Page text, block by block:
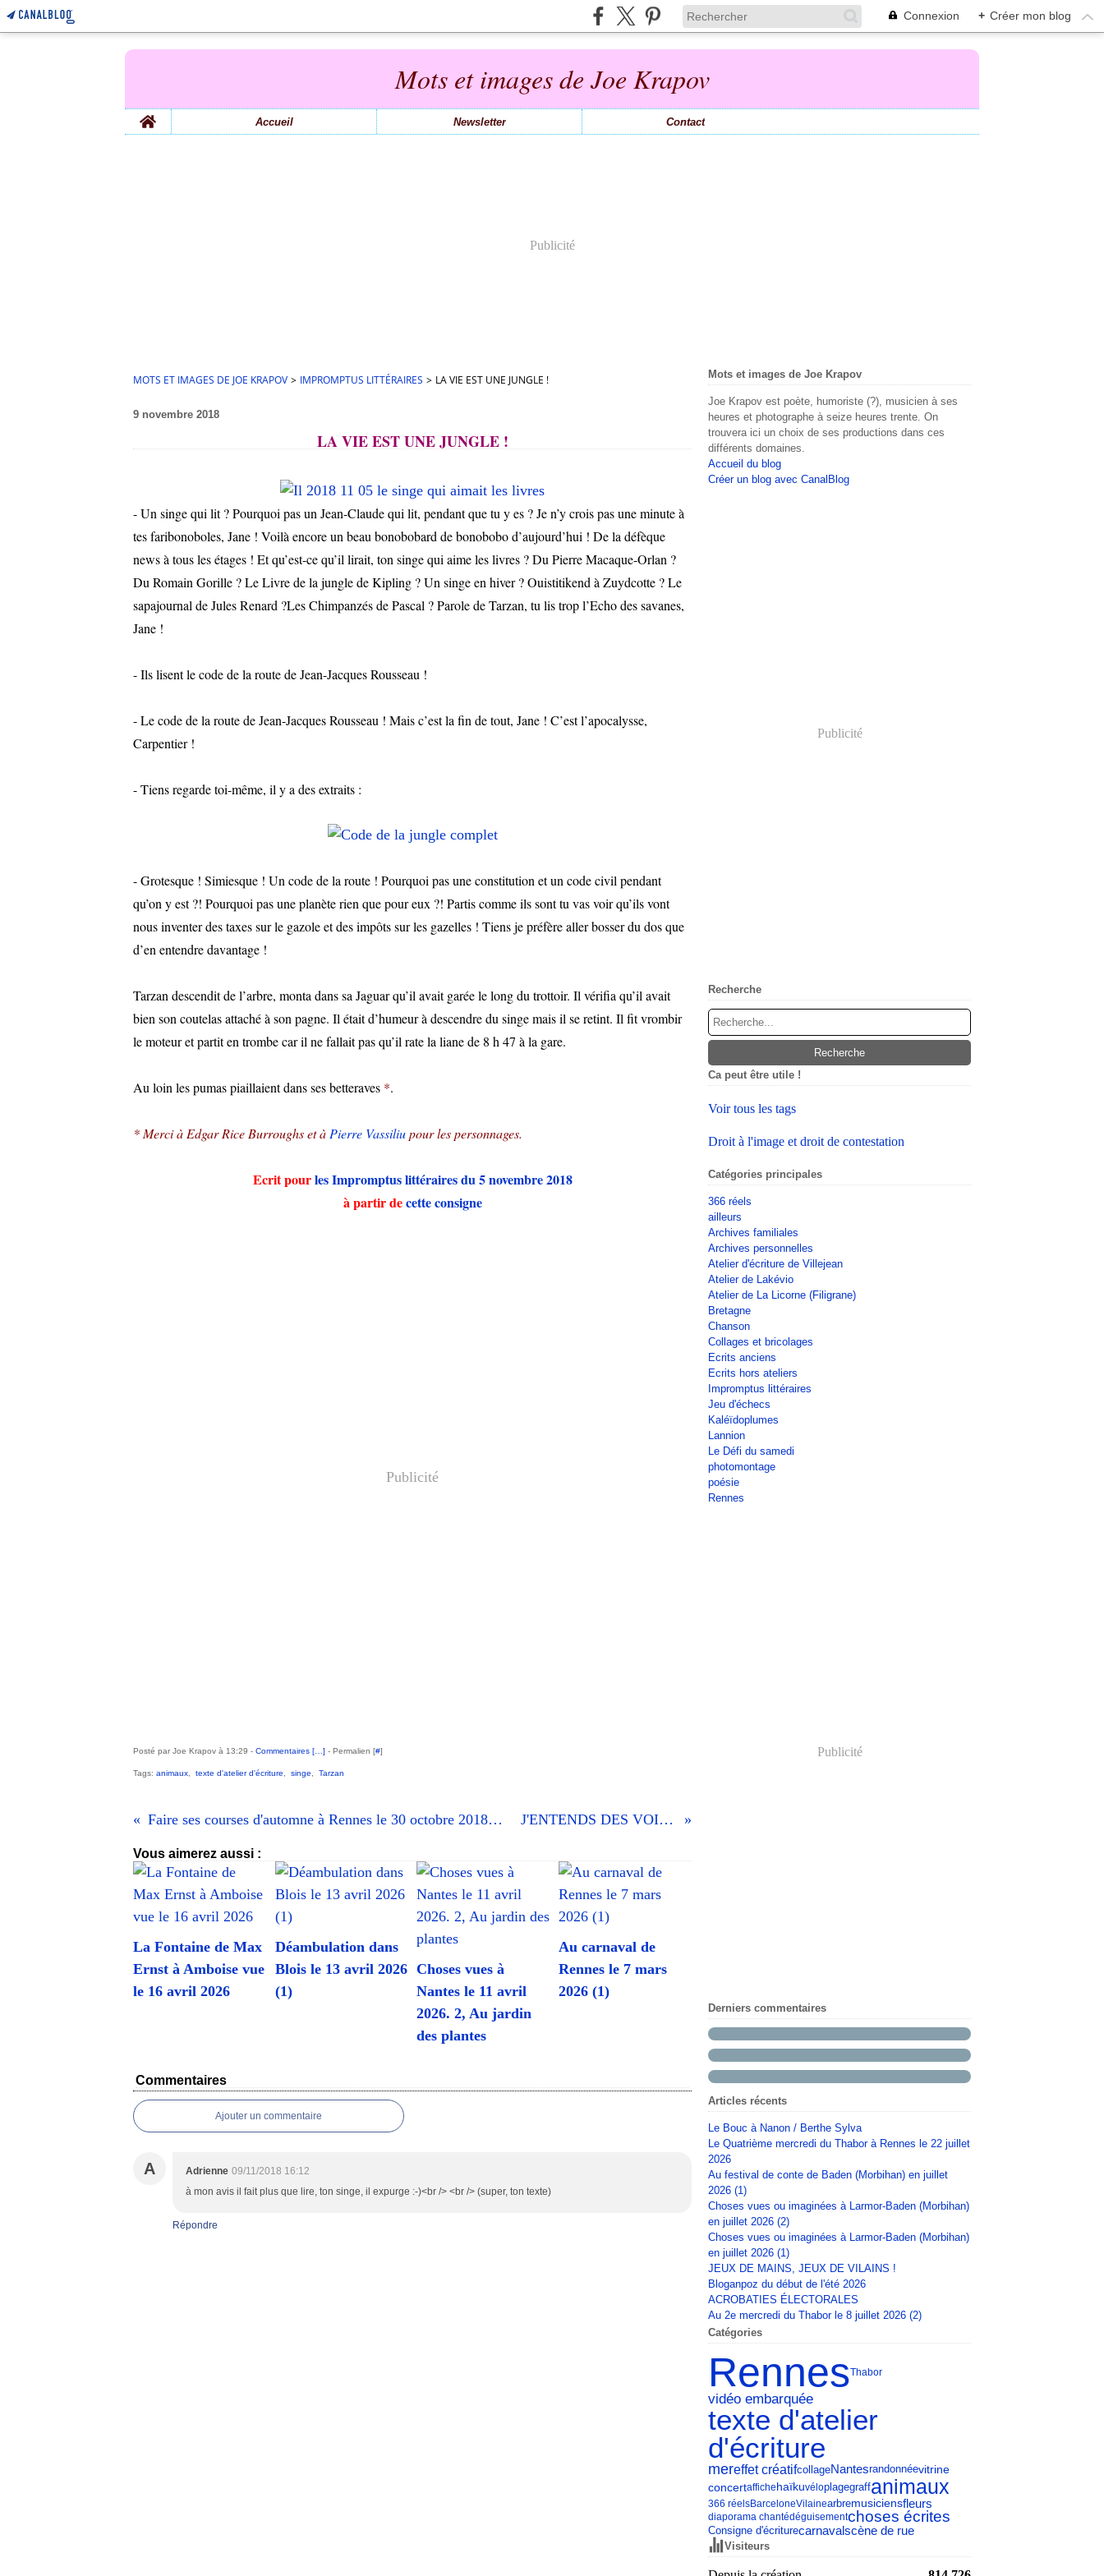
Connexion + Créer mon blog
Mots et images de Joe Krapov
Home
Accueil Newsletter Contact
Publicité
MOTS ET IMAGES DE JOE KRAPOV > IMPROMPTUS LITTÉRAIRES > LA VIE EST UNE JUNGLE !
9 novembre 2018
LA VIE EST UNE JUNGLE !
- Un singe qui lit ? Pourquoi pas un Jean-Claude qui lit, pendant que tu y es ? Je n’y crois pas une minute à
tes faribonoboles, Jane ! Voilà encore un beau bonobobard de bonobobo d’aujourd’hui ! De la défèque
news à tous les étages ! Et qu’est-ce qu’il lirait, ton singe qui aime les livres ? Du Pierre Macaque-Orlan ?
Du Romain Gorille ? Le Livre de la jungle de Kipling ? Un singe en hiver ? Ouistitikend à Zuydcotte ? Le
sapajournal de Jules Renard ?Les Chimpanzés de Pascal ? Parole de Tarzan, tu lis trop l’Echo des savanes,
Jane !
- Ils lisent le code de la route de Jean-Jacques Rousseau !
- Le code de la route de Jean-Jacques Rousseau ! Mais c’est la fin de tout, Jane ! C’est l’apocalysse,
Carpentier !
- Tiens regarde toi-même, il y a des extraits :
- Grotesque ! Simiesque ! Un code de la route ! Pourquoi pas une constitution et un code civil pendant
qu’on y est ?! Pourquoi pas une planète rien que pour eux ?! Partis comme ils sont tu vas voir qu’ils vont
nous inventer des taxes sur le gazole et des impôts sur les gazelles ! Tiens je préfère aller bosser du dos que
d’en entendre davantage !
Tarzan descendit de l’arbre, monta dans sa Jaguar qu’il avait garée le long du trottoir. Il vérifia qu’il avait
bien son coutelas attaché à son pagne. Il était d’humeur à descendre du singe mais il se retint. Il fit vrombir
le moteur et partit en trombe car il ne fallait pas qu’il rate la liane de 8 h 47 à la gare.
Au loin les pumas piaillaient dans ses betteraves *.
* Merci à Edgar Rice Burroughs et à Pierre Vassiliupour les personnages.
Ecrit pourles Impromptus littéraires du 5 novembre 2018
à partir decette consigne
Publicité
Posté par Joe Krapov à 13:29 - Commentaires [ ] - Permalien [#]
Tags: animaux texte d'atelier d'écriture singe Tarzan
Faire ses courses d'automne à Rennes le 30 octobre 2018 (1) J'ENTENDS DES VOIX !
Vous aimerez aussi :
La Fontaine de Max
Ernst à Amboise vue
le 16 avril 2026
Déambulation dans
Blois le 13 avril 2026
(1)
Choses vues à
Nantes le 11 avril
2026. 2, Au jardin
des plantes
Au carnaval de
Rennes le 7 mars
2026 (1)
Commentaires
Ajouter un commentaire
A Adrienne 09/11/2018 16:12
à mon avis il fait plus que lire, ton singe, il expurge :-)<br /> <br /> (super, ton texte)
Répondre
Mots et images de Joe Krapov
Joe Krapov est poète, humoriste (?), musicien à ses
heures et photographe à seize heures trente. On
trouvera ici un choix de ses productions dans ces
différents domaines.
Accueil du blog
Créer un blog avec CanalBlog
Publicité
Recherche
Ca peut être utile !
Voir tous les tags
Droit à l'image et droit de contestation
Catégories principales
366 réels
ailleurs
Archives familiales
Archives personnelles
Atelier d'écriture de Villejean
Atelier de Lakévio
Atelier de La Licorne (Filigrane)
Bretagne
Chanson
Collages et bricolages
Ecrits anciens
Ecrits hors ateliers
Impromptus littéraires
Jeu d'échecs
Kaléïdoplumes
Lannion
Le Défi du samedi
photomontage
poésie
Rennes
Publicité
Derniers commentaires
Articles récents
Le Bouc à Nanon / Berthe Sylva
Le Quatrième mercredi du Thabor à Rennes le 22 juillet
2026
Au festival de conte de Baden (Morbihan) en juillet
2026 (1)
Choses vues ou imaginées à Larmor-Baden (Morbihan)
en juillet 2026 (2)
Choses vues ou imaginées à Larmor-Baden (Morbihan)
en juillet 2026 (1)
JEUX DE MAINS, JEUX DE VILAINS !
Bloganpoz du début de l'été 2026
ACROBATIES ÉLECTORALES
Au 2e mercredi du Thabor le 8 juillet 2026 (2)
Catégories
RennesThabor
vidéo embarquée
texte d'atelier
d'écriture
mereffet créatifcollageNantesrandonnéevitrine
concertaffiche haïkuvéloplagegraffanimaux
366 réelsBarceloneVilainearbremusiciensfleurs
diaporama chantédéguisementchoses écrites
Consigne d'écriturecarnavalscène de rue
Visiteurs